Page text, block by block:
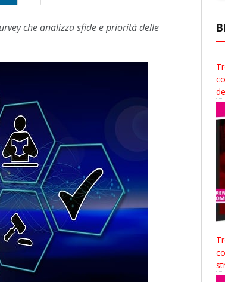
che analizza sfide e priorità delle